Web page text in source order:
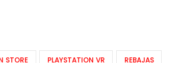
STORE PLAYSTATION VR REBAJAS